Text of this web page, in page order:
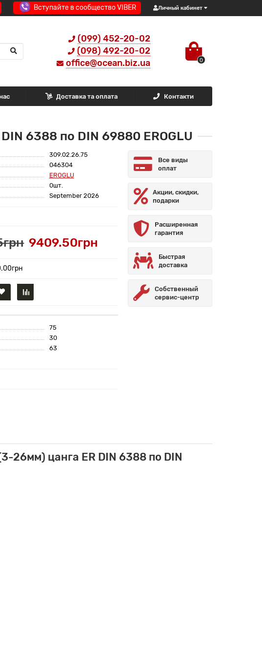
Вступайте в сообщество VIBER Личный кабинет
(099) 452-20-02
(098) 492-20-02
office@ocean.biz.ua
0
Доставка та оплата Контакти
6388 по DIN 69880 EROGLU
309.02.26.75
046304
EROGLU
0шт.
September 2026
9409.50грн
75
30
63
Все виды
оплат
Акции, скидки,
подарки
Расширенная
гарантия
Быстрая
доставка
Собственный
сервис-центр
26мм) цанга ER DIN 6388 по DIN